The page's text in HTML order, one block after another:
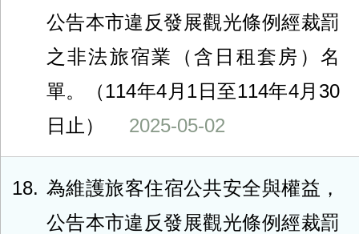
公告本市違反發展觀光條例經裁罰
之非法旅宿業（含日租套房）名
單。（114年4月1日至114年4月30
日止）
2025-05-02
18
為維護旅客住宿公共安全與權益，
公告本市違反發展觀光條例經裁罰